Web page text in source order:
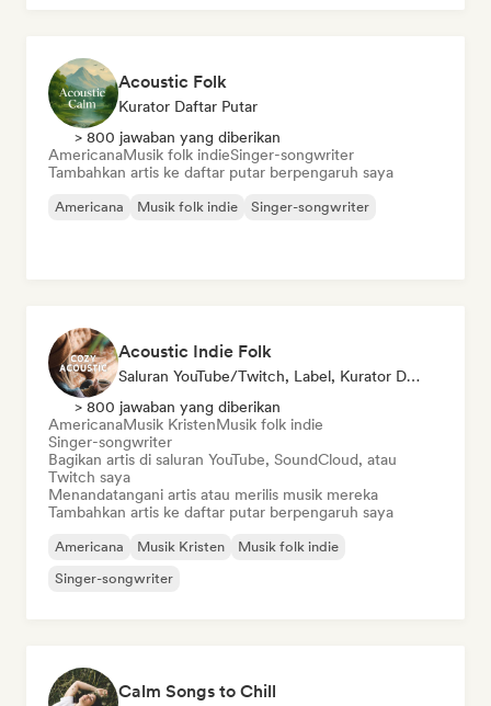
Acoustic Folk
Kurator Daftar Putar
> 800 jawaban yang diberikan
AmericanaMusik folk indieSinger-songwriter
Tambahkan artis ke daftar putar berpengaruh saya
Americana Musik folk indie Singer-songwriter
Acoustic Indie Folk
Saluran YouTube/Twitch, Label, Kurator Daftar Putar
> 800 jawaban yang diberikan
AmericanaMusik KristenMusik folk indie
Singer-songwriter
Bagikan artis di saluran YouTube, SoundCloud, atau
Twitch saya
Menandatangani artis atau merilis musik mereka
Tambahkan artis ke daftar putar berpengaruh saya
Americana Musik Kristen
Musik folk indie
Singer-songwriter
Calm Songs to Chill